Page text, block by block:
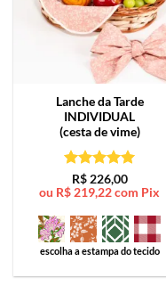
Lanche da Tarde
INDIVIDUAL
(cesta de vime)
Avaliação5
de 5
R$226,00
ou R$ 219,22com Pix
escolha a estampa do tecido